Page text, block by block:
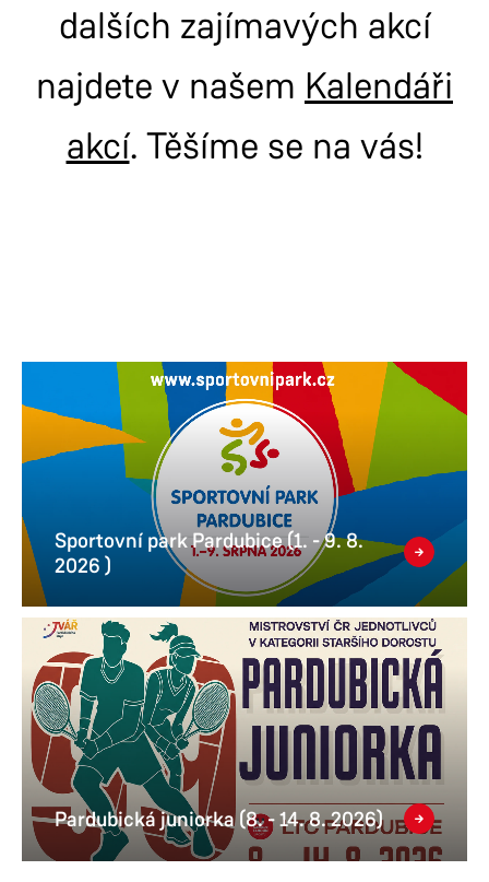
dalších zajímavých akcí
najdete v našem Kalendáři
akcí. Těšíme se na vás!
Sportovní park Pardubice (1. - 9. 8.
2026 )
Pardubická juniorka (8. - 14. 8. 2026)